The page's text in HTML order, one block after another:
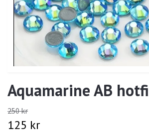
Aquamarine AB
250 kr
125 kr